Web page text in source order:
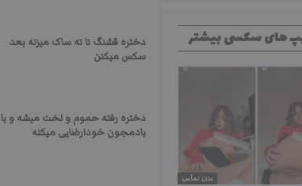
های سکسی بیشتر
بدن نمایی
دختره قشنگ تا ته ساک میزنه بعد
سکس میکنن
دختره رفته حموم و لخت میشه و با
بادمجون خودارضایی میکنه